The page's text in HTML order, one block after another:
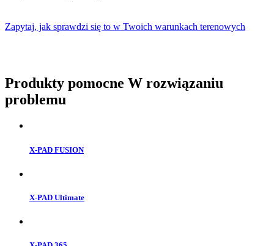
Zapytaj, jak sprawdzi się to w Twoich warunkach terenowych
Produkty pomocne W rozwiązaniu
problemu
X-PAD FUSION
X-PAD Ultimate